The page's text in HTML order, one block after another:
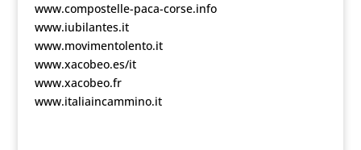
www.compostelle-paca-corse.info
www.iubilantes.it
www.movimentolento.it
www.xacobeo.es/it
www.xacobeo.fr
www.italiaincammino.it